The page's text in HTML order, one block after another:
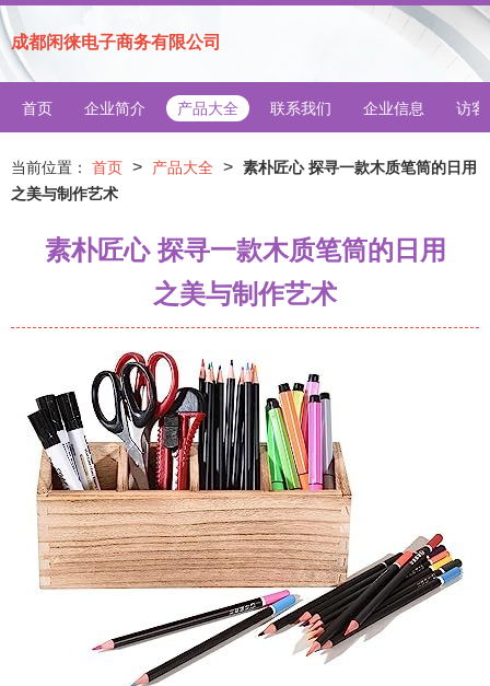
成都闲徕电子商务有限公司
首页 企业简介 产品大全 联系我们 企业信息 访客
当前位置： 首页 > 产品大全 > 素朴匠心 探寻一款木质笔筒的日用
之美与制作艺术
素朴匠心 探寻一款木质笔筒的日用
之美与制作艺术